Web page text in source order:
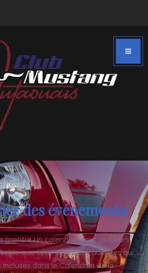
des événements
montre un calendrier pour plusieurs
que vous voyez des activités qui
incluses dans le Calendrier de la